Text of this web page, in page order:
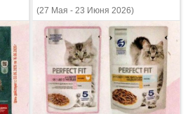
(27 Мая - 23 Июня 2026)